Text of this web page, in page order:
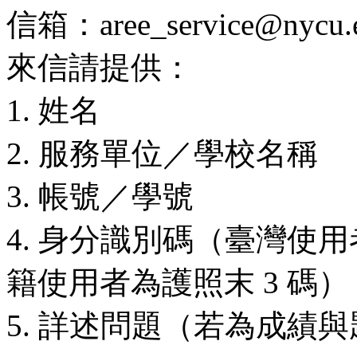
信箱：
來信請提供：
1. 姓名
2. 服務單位／學校名稱
3. 帳號／學號
4. 身分識別碼（臺灣使
籍使用者為護照末 3 碼）
5. 詳述問題（若為成績